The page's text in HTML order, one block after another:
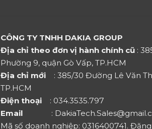
CÔNG TY TNHH DAKIA GROUP
Địa chỉ theo đơn vị hành chính cũ :
Phường 9, quận Gò Vấp, TP.HCM
Địa chỉ mới
: 385/30 Đường Lê Văn
TP.HCM
Điện thoại : 034.3535.797
Email :
Mã số doanh nghiệp: 0316400741.